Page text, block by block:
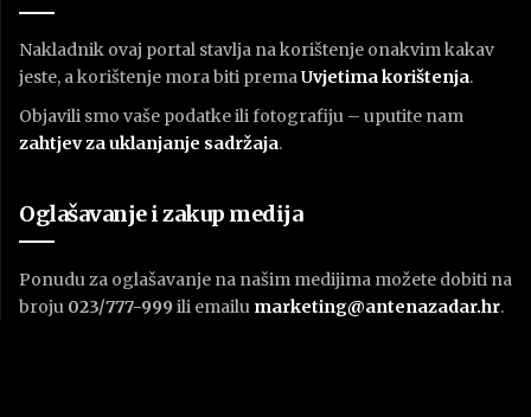
Nakladnik ovaj portal stavlja na korištenje onakvim kakav
jeste, a korištenje mora biti premaUvjetima korištenja.
Objavili smo vaše podatke ili fotografiju – uputite nam
zahtjev za uklanjanje sadržaja.
Oglašavanje i zakup medija
Ponudu za oglašavanje na našim medijima možete dobiti na
broju 023/777-999 ili emailu marketing@antenazadar.hr.